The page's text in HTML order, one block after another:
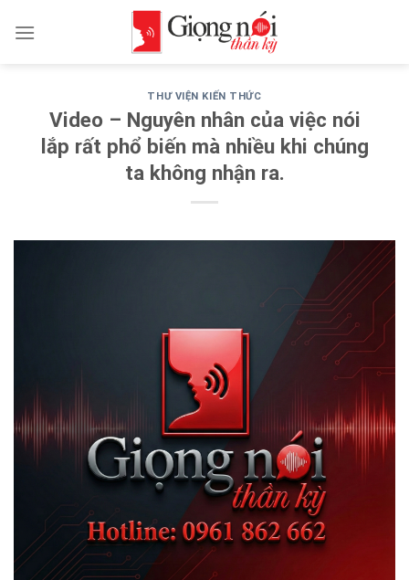
THƯ VIỆN KIẾN THỨC
Video – Nguyên nhân của việc nói
lắp rất phổ biến mà nhiều khi chúng
ta không nhận ra.